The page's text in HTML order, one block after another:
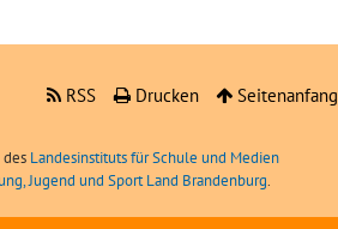
RSS Drucken Seitenanfang
Landesinstituts für Schule und Medien
Jugend und Sport Land Brandenburg.